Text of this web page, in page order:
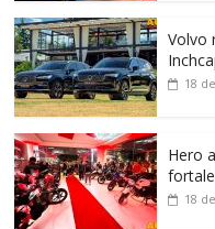
Volvo
18
Hero
18